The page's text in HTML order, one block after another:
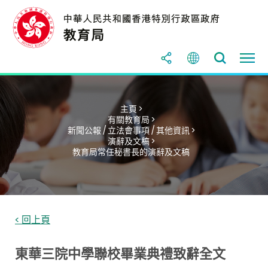
主頁 >
有關教育局 >
新聞公報 / 立法會事項 / 其他資訊 >
演辭及文稿 >
教育局常任秘書長的演辭及文稿
< 回上頁
東華三院中學聯校畢業典禮致辭全文